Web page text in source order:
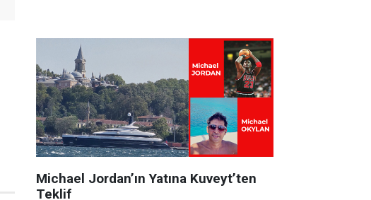
Michael Jordan’ın Yatına Kuveyt’ten
Teklif